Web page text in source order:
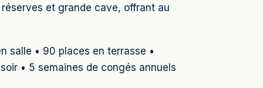
et grande cave, offrant au
salle • 90 places en terrasse •
• 5 semaines de congés annuels